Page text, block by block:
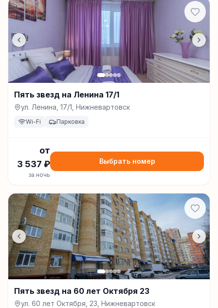
Пять звезд на Ленина 17/1
ул. Ленина, 17/1, Нижневартовск
Wi-Fi Парковка
от
3 537 ₽
за ночь
Выбрать номер
Пять звезд на 60 лет Октября 23
ул. 60 лет Октября, 23, Нижневартовск